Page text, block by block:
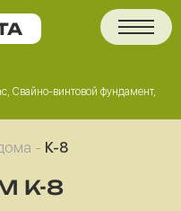
- К-8
К-8
Свайно-винтовой фундамент,